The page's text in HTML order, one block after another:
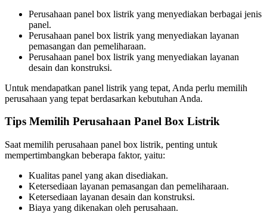
Perusahaan panel box listrik yang menyediakan berbagai jenis
panel.
Perusahaan panel box listrik yang menyediakan layanan
pemasangan dan pemeliharaan.
Perusahaan panel box listrik yang menyediakan layanan
desain dan konstruksi.
Untuk mendapatkan panel listrik yang tepat, Anda perlu memilih
perusahaan yang tepat berdasarkan kebutuhan Anda.
Tips Memilih Perusahaan Panel Box Listrik
Saat memilih perusahaan panel box listrik, penting untuk
mempertimbangkan beberapa faktor, yaitu:
Kualitas panel yang akan disediakan.
Ketersediaan layanan pemasangan dan pemeliharaan.
Ketersediaan layanan desain dan konstruksi.
Biaya yang dikenakan oleh perusahaan.